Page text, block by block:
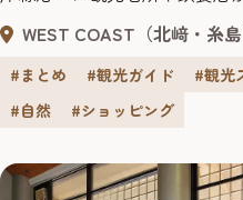
すが、山側にも魅力的なスポ
んあります。両方を楽しむに
ろ。ということで、せっかく
も！山も！どちらも満喫でき
をご紹介します。 10:30 ...
WEST COAST（北﨑・糸
#まとめ #観光ガイド #観光
#自然
#ショッピング